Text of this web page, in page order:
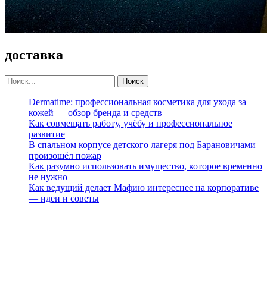
доставка
Dermatime: профессиональная косметика для ухода за
кожей — обзор бренда и средств
Как совмещать работу, учёбу и профессиональное
развитие
В спальном корпусе детского лагеря под Барановичами
произошёл пожар
Как разумно использовать имущество, которое временно
не нужно
Как ведущий делает Мафию интереснее на корпоративе
— идеи и советы